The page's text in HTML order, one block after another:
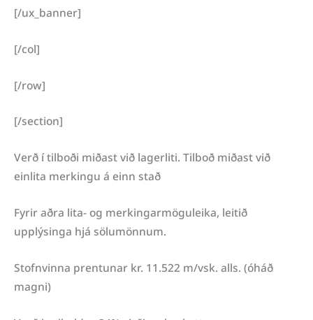
[/ux_banner]
[/col]
[/row]
[/section]
Verð í tilboði miðast við lagerliti. Tilboð miðast við
einlita merkingu á einn stað
Fyrir aðra lita- og merkingarmöguleika, leitið
upplýsinga hjá sölumönnum.
Stofnvinna prentunar kr. 11.522 m/vsk. alls. (óháð
magni)